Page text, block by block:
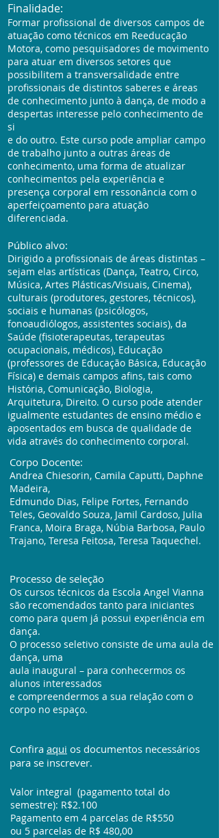
Corpo Docente:
Andrea Chiesorin, Camila Caputti, Daphne
Madeira,
Edmundo Dias, Felipe Fortes, Fernando
Teles, Geovaldo Souza, Jamil Cardoso, Julia
Franca, Moira Braga, Núbia Barbosa, Paulo
Trajano, Teresa Feitosa, Teresa Taquechel.
Processo de seleção
Os cursos técnicos da Escola Angel Vianna
são recomendados tanto para iniciantes
como para quem já possui experiência em
dança.
O processo seletivo consiste de uma aula de
dança, uma
aula inaugural – para conhecermos os
alunos interessados
e compreendermos a sua relação com o
corpo no espaço.
Confira aqui os documentos necessários
para se inscrever.
Finalidade:
Formar profissional de diversos campos de
atuação como técnicos em Reeducação
Motora, como pesquisadores de movimento
para atuar em diversos setores que
possibilitem a transversalidade entre
profissionais de distintos saberes e áreas
de conhecimento junto à dança, de modo a
despertas interesse pelo conhecimento de
si
e do outro. Este curso pode ampliar campo
de trabalho junto a outras áreas de
conhecimento, uma forma de atualizar
conhecimentos pela experiência e
presença corporal em ressonância com o
aperfeiçoamento para atuação
diferenciada.
Público alvo:
Dirigido a profissionais de áreas distintas –
sejam elas artísticas (Dança, Teatro, Circo,
Música, Artes Plásticas/Visuais, Cinema),
culturais (produtores, gestores, técnicos),
sociais e humanas (psicólogos,
fonoaudiólogos, assistentes sociais), da
Saúde (fisioterapeutas, terapeutas
ocupacionais, médicos), Educação
(professores de Educação Básica, Educação
Física) e demais campos afins, tais como
História, Comunicação, Biologia,
Arquitetura, Direito. O curso pode atender
igualmente estudantes de ensino médio e
aposentados em busca de qualidade de
vida através do conhecimento corporal.
Valor integral (pagamento total do
semestre): R$2.100
Pagamento em 4 parcelas de R$550
ou 5 parcelas de R$ 480,00